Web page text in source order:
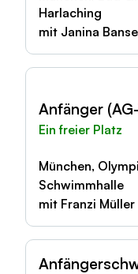
Harlaching
mit Janina Banse
Anfänger
Ein freier Platz
München,
Schwimmhalle
mit Franzi Müller